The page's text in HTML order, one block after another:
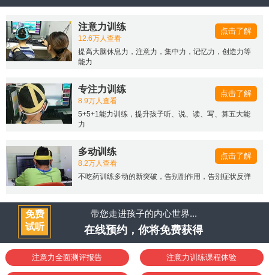
注意力训练
12.6万人查看
提高大脑休息力，注意力，集中力，记忆力，创造力等
能力
点击了解
专注力训练
8.9万人查看
5+5+1能力训练，提升孩子听、说、读、写、算五大能
力
点击了解
多动训练
8.2万人查看
不吃药训练多动的新突破，告别副作用，告别症状反弹
点击了解
带您走进孩子的内心世界...
在线预约，你将免费获得
免费
试听
注意力全面测评报告 注意力训练课程体验